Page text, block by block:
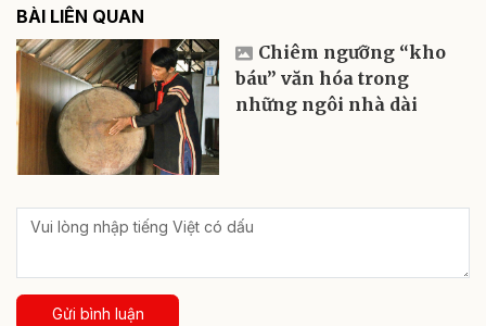
BÀI LIÊN QUAN
Chiêm ngưỡng “kho
báu” văn hóa trong
những ngôi nhà dài
Gửi bình luận